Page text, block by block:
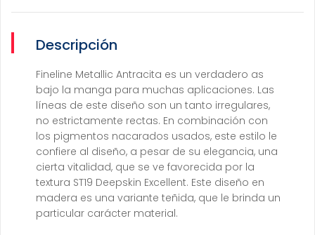
Descripción
Fineline Metallic Antracita es un verdadero as
bajo la manga para muchas aplicaciones. Las
líneas de este diseño son un tanto irregulares,
no estrictamente rectas. En combinación con
los pigmentos nacarados usados, este estilo le
confiere al diseño, a pesar de su elegancia, una
cierta vitalidad, que se ve favorecida por la
textura ST19 Deepskin Excellent. Este diseño en
madera es una variante teñida, que le brinda un
particular carácter material.